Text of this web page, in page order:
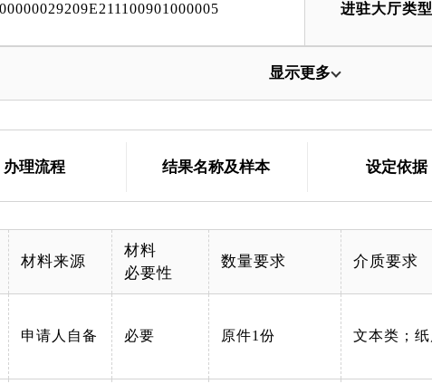
进驻大厅类型
显示更多
办理流程 结果名称及样本 设定依据
材料来源
材料
必要性
数量要求 介质要求
申请人自备 必要 原件1份 文本类；纸